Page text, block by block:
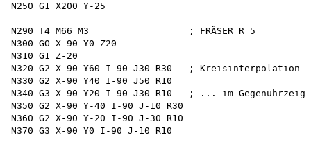
N250 G1 X200 Y-25
N290 T4 M66 M3                  ; FRÄSER R 5
N300 GO X-90 Y0 Z20
N310 G1 Z-20
N320 G2 X-90 Y60 I-90 J30 R30   ; Kreisinterpolation
N330 G2 X-90 Y40 I-90 J50 R10
N340 G3 X-90 Y20 I-90 J30 R10   ; ... im
N350 G2 X-90 Y-40 I-90 J-10 R30
N360 G2 X-90 Y-20 I-90 J-30 R10
N370 G3 X-90 Y0 I-90 J-10 R10